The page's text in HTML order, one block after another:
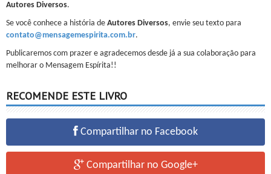
Autores Diversos.
Se você conhece a história de Autores Diversos, envie seu texto para
contato@mensagemespirita.com.br.
Publicaremos com prazer e agradecemos desde já a sua colaboração para
melhorar o Mensagem Espírita!!
RECOMENDE ESTE LIVRO
Compartilhar no Facebook
Compartilhar no Google+